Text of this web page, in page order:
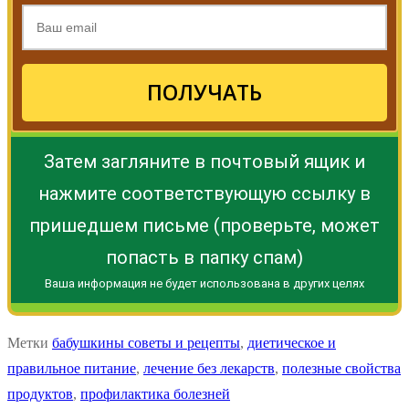
ПОЛУЧАТЬ
Затем загляните в почтовый ящик и
нажмите соответствующую ссылку в
пришедшем письме (проверьте, может
попасть в папку спам)
Ваша информация не будет использована в других целях
Метки бабушкины советы и рецепты, диетическое и
правильное питание, лечение без лекарств, полезные свойства
продуктов, профилактика болезней